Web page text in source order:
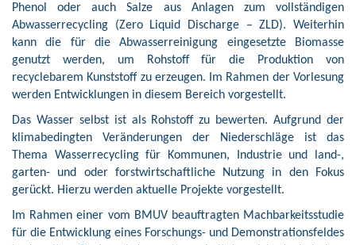
Phenol oder auch Salze aus Anlagen zum vollständigen
Abwasserrecycling (Zero Liquid Discharge – ZLD). Weiterhin
kann die für die Abwasserreinigung eingesetzte Biomasse
genutzt werden, um Rohstoff für die Produktion von
recyclebarem Kunststoff zu erzeugen. Im Rahmen der Vorlesung
werden Entwicklungen in diesem Bereich vorgestellt.
Das Wasser selbst ist als Rohstoff zu bewerten. Aufgrund der
klimabedingten Veränderungen der Niederschläge ist das
Thema Wasserrecycling für Kommunen, Industrie und land-,
garten- und oder forstwirtschaftliche Nutzung in den Fokus
gerückt. Hierzu werden aktuelle Projekte vorgestellt.
Im Rahmen einer vom BMUV beauftragten Machbarkeitsstudie
für die Entwicklung eines Forschungs- und Demonstrationsfeldes